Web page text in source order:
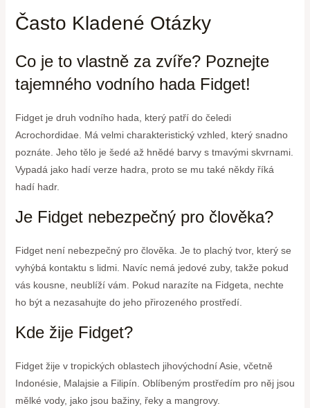
Často Kladené Otázky
Co je to vlastně za zvíře? Poznejte
tajemného vodního hada Fidget!
Fidget je druh vodního hada, který patří do čeledi
Acrochordidae. Má velmi charakteristický vzhled, který snadno
poznáte. Jeho tělo je šedé až hnědé barvy s tmavými skvrnami.
Vypadá jako hadí verze hadra, proto se mu také někdy říká
hadí hadr.
Je Fidget nebezpečný pro člověka?
Fidget není nebezpečný pro člověka. Je to plachý tvor, který se
vyhýbá kontaktu s lidmi. Navíc nemá jedové zuby, takže pokud
vás kousne, neublíží vám. Pokud narazíte na Fidgeta, nechte
ho být a nezasahujte do jeho přirozeného prostředí.
Kde žije Fidget?
Fidget žije v tropických oblastech jihovýchodní Asie, včetně
Indonésie, Malajsie a Filipín. Oblíbeným prostředím pro něj jsou
mělké vody, jako jsou bažiny, řeky a mangrovy.